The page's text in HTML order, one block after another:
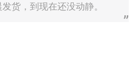
货，到现在还没动静。